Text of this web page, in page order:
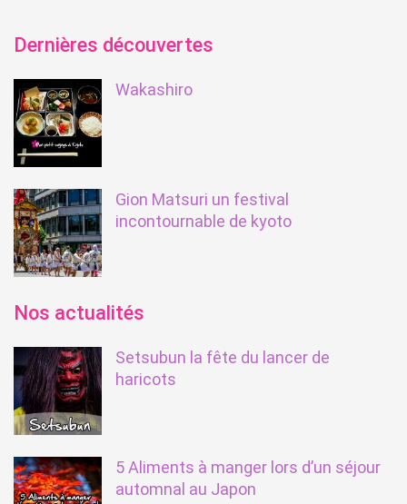
Dernières découvertes
Wakashiro
Gion Matsuri un festival
incontournable de kyoto
Nos actualités
Setsubun la fête du lancer de
haricots
5 Aliments à manger lors d’un séjour
automnal au Japon